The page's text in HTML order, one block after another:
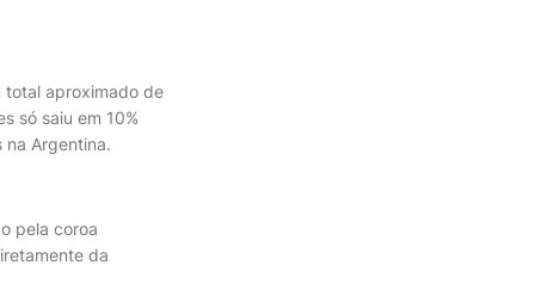
total aproximado de
só saiu em 10%
Argentina.
pela coroa
da